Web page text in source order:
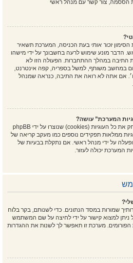
הססמה, צור קשר עם מנהל ראשי
זכור אותי בעת הכניסה, המערכת תשאיר
הדבר מונע שימוש לרעה בחשבונך על ידי מישהו
התיבה במהלך ההתחברות. הפעולה הזו לא
במחשב משותף, למשל בספריה, קפה אינטרנט,
אם אתה לא רואה את התיבה, כנראה שמנהל
המערכת” עושה?
"מחק את כל עוגיות המערכת" מוחק את כל העוגיות (cookies) שנוצרו על ידי phpBB
ממלאות תפקידים נוספים כמו מעקב קריאה של
על ידי מנהל ראשי. אם נתקלת בבעיות של
המערכת יכולה לעזור.
שמורות במסד הנתונים. כדי לשנותם, בקר בלוח
למצוא קישור על ידי לחיצה על שם המשתמש
מערכת זו תאפשר לך לשנות את ההגדרות